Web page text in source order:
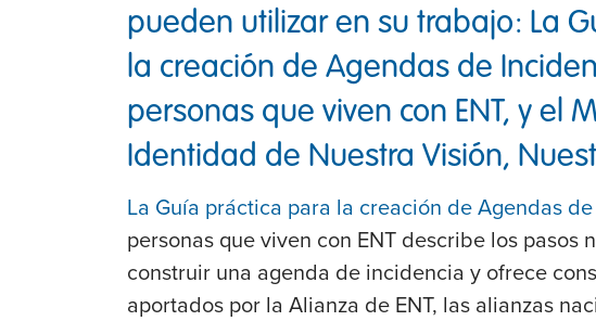
pueden utilizar en su trabajo: La
la creación de Agendas de
personas que viven con ENT, y el
Identidad de Nuestra Visión,
La Guía práctica para la creación de Agendas
personas que viven con ENT describe los pasos
construir una agenda de incidencia y ofrece
aportados por la Alianza de ENT, las alianzas